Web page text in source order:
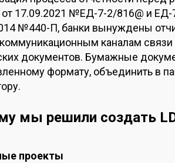
17.09.2021 №ЕД-7-2/816@ и
№440-П, банки вынуждены
каналам
документов. Бумажные
формату, объединить в
мы решили создать
проекты